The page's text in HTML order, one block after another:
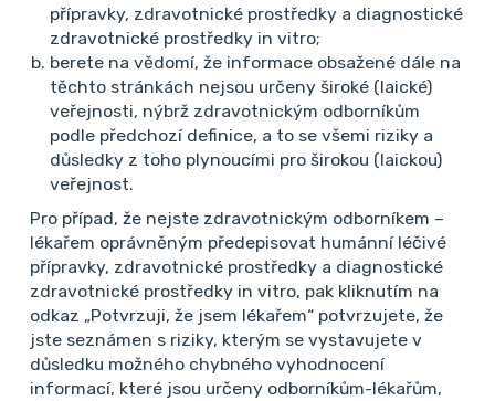
Vencovským. Napadá mě ještě, že pacientka
byla pravděpodobně v lázních z důvodů
vertebrogenních obtíží. Je to tak?
Pravděpodobně intenzivně rehabilitovala a
mohla si způsobit zhoršení VAS. Dle mého
názoru by měla být vyšetřena na prvním místě
neurologem.
Diskordance mezi poměrně vysokou FW a
normálním CRP by také chtěla celkové vyš.
Anemie, která by to mohla vysvětlit přítomna
není a celková bílkovina je také v normě, ale
možná by stalo za to udělat elfo bílkovin, ev.
přípravky, zdravotnické prostředky a diagnostické
zdravotnické prostředky in vitro;
berete na vědomí, že informace obsažené dále na
těchto stránkách nejsou určeny široké (laické)
veřejnosti, nýbrž zdravotnickým odborníkům
podle předchozí definice, a to se všemi riziky a
důsledky z toho plynoucími pro širokou (laickou)
veřejnost.
Pro případ, že nejste zdravotnickým odborníkem –
lékařem oprávněným předepisovat humánní léčivé
přípravky, zdravotnické prostředky a diagnostické
zdravotnické prostředky in vitro, pak kliknutím na
odkaz „Potvrzuji, že jsem lékařem“ potvrzujete, že
jste seznámen s riziky, kterým se vystavujete v
důsledku možného chybného vyhodnocení
informací, které jsou určeny odborníkům-lékařům,